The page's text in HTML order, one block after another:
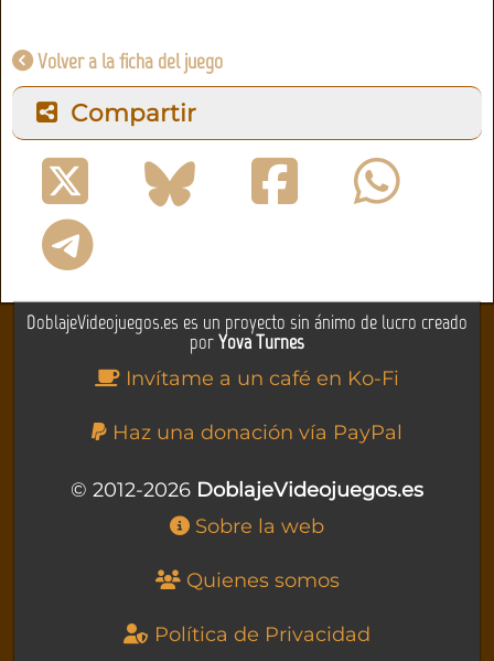
Volver a la ficha del juego
Compartir
DoblajeVideojuegos.es es un proyecto sin ánimo de lucro creado
porYova Turnes
Invítame a un café en Ko-Fi
Haz una donación vía PayPal
© 2012-2026 DoblajeVideojuegos.es
Sobre la web
Quienes somos
Política de Privacidad